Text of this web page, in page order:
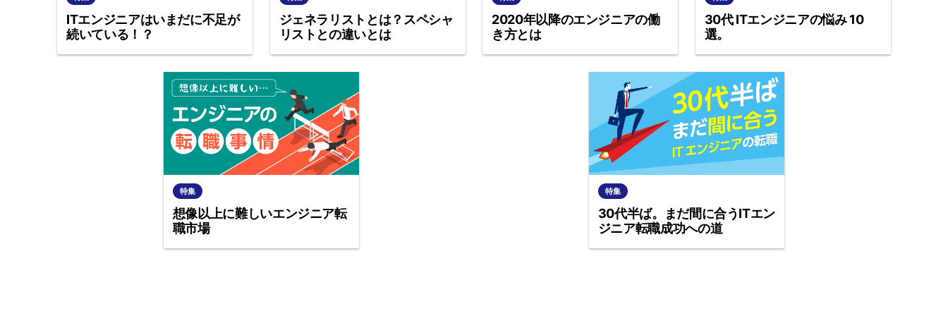
ITエンジニアはいまだに不足が
続いている！？
ジェネラリストとは？スペシャ
リストとの違いとは
2020年以降のエンジニアの働
き方とは
30代 ITエンジニアの悩み 10
選。
特集
想像以上に難しいエンジニア転
職市場
特集
30代半ば。まだ間に合うITエン
ジニア転職成功への道